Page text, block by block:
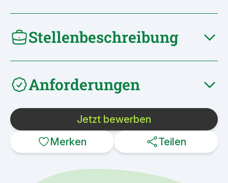
Stellenbeschreibung
Anforderungen
Jetzt bewerben
Merken
Teilen